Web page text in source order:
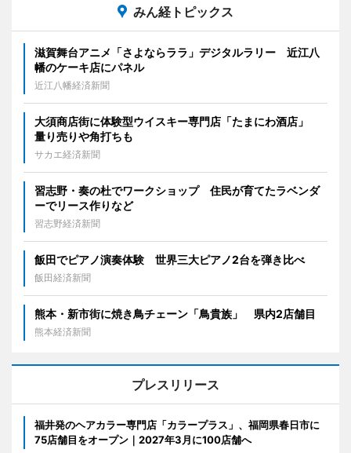
みん経トピックス
滋賀舞台アニメ「さよならララ」デジタルラリー 近江八
幡のケーキ店にパネル
近江八幡経済新聞
大須商店街に体験型ウイスキー専門店「たまにわ酒店」
量り売りや角打ちも
サカエ経済新聞
習志野・奏の杜でワークショップ 住民が育てたラベンダ
ーでリース作りなど
習志野経済新聞
飯田でピアノ演奏体験 世界三大ピアノ2台を弾き比べ
飯田経済新聞
熊本・新市街に焼き鳥チェーン「鳥貴族」 県内2店舗目
熊本経済新聞
プレスリリース
福井発のヘアカラー専門店「カラープラス」、福岡県春日市に
75店舗目をオープン｜2027年3月に100店舗へ